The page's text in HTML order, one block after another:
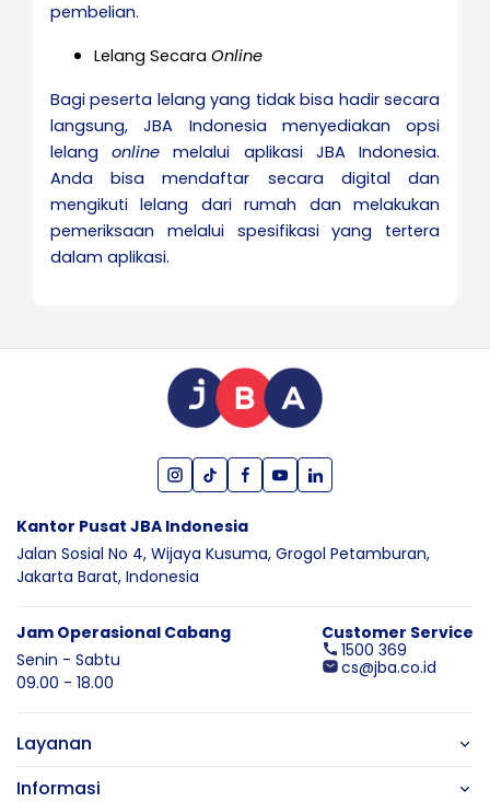
pembelian.
Lelang Secara Online
Bagi peserta lelang yang tidak bisa hadir secara
langsung, JBA Indonesia menyediakan opsi
lelangonline melalui aplikasi JBA Indonesia.
Anda bisa mendaftar secara digital dan
mengikuti lelang dari rumah dan melakukan
pemeriksaan melalui spesifikasi yang tertera
dalam aplikasi.
Kantor Pusat JBA Indonesia
Jalan Sosial No 4, Wijaya Kusuma, Grogol Petamburan,
Jakarta Barat, Indonesia
Jam Operasional Cabang
Senin - Sabtu
09.00 - 18.00
Customer Service
1500 369
cs@jba.co.id
Layanan
Informasi